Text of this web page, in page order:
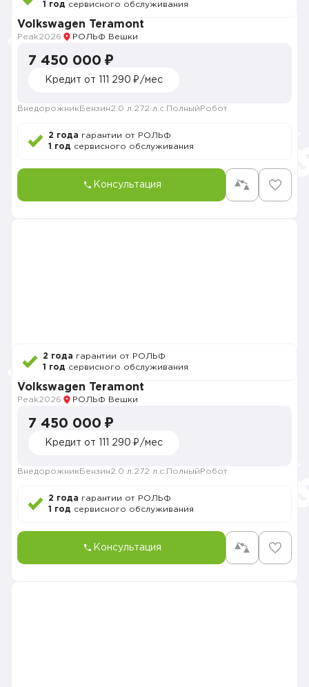
1 год сервисного обслуживания
Volkswagen Teramont
Peak2026 РОЛЬФ Вешки
7 450 000 ₽
Кредит от 111 290 ₽/мес
Внедорожник Бензин2.0 л. 272 л.с. Полный Робот
2 года гарантии от РОЛЬФ
1 год сервисного обслуживания
Консультация
2 года гарантии от РОЛЬФ
1 год сервисного обслуживания
Volkswagen Teramont
Peak2026 РОЛЬФ Вешки
7 450 000 ₽
Кредит от 111 290 ₽/мес
Внедорожник Бензин2.0 л. 272 л.с. Полный Робот
2 года гарантии от РОЛЬФ
1 год сервисного обслуживания
Консультация